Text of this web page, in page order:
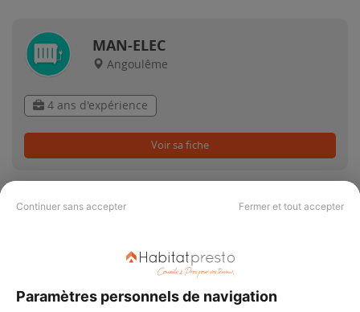
Continuer sans accepter Fermer et tout accepter
Paramètres personnels de navigation
MAN-ELEC
Angoulême
4 ans d'expérience
Voir sa fiche
PAS LE TEMPS DE
CHERCHER ?